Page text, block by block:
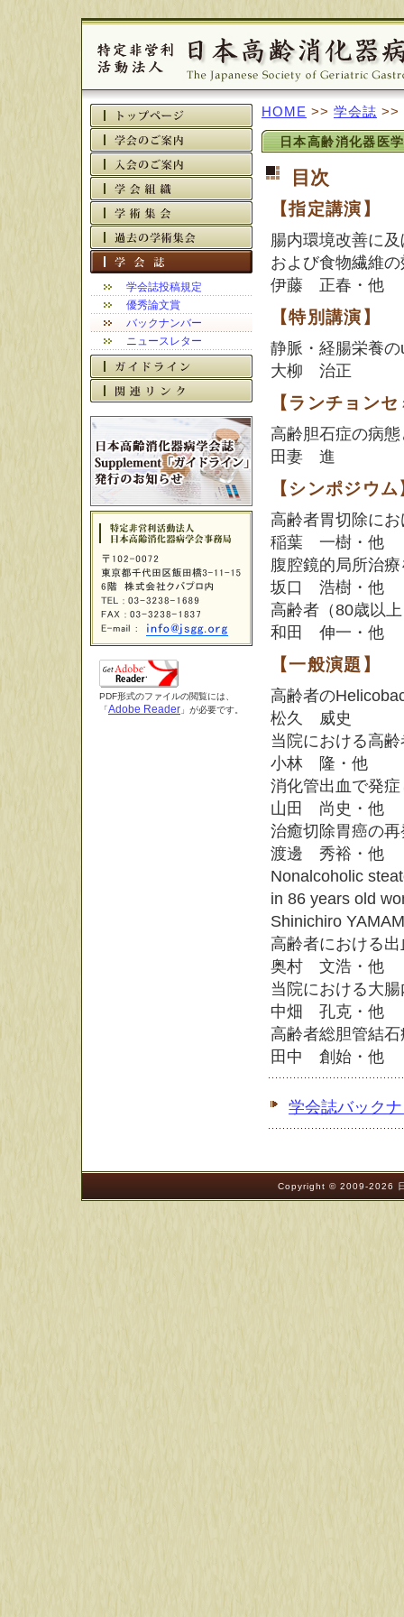
学会誌投稿規定
優秀論文賞
バックナンバー
ニュースレター
PDF形式のファイルの閲覧には、
「Adobe Reader 」が必要です。
HOME >> 学会誌 >>
日本高齢消化器
目次
【指定講演】
腸内環境改善に
および食物繊維
伊藤 正春・他
【特別講演】
静脈・経腸栄養
大柳 治正
【ランチョン
高齢胆石症の病
田妻 進
【シンポジウム
高齢者胃切除に
稲葉 一樹・他
腹腔鏡的局所治
坂口 浩樹・他
高齢者（80歳以
和田 伸一・他
【一般演題】
高齢者の
松久 威史
当院における高
小林 隆・他
消化管出血で発
山田 尚史・他
治癒切除胃癌の
渡邊 秀裕・他
Nonalcoholic
in 86 years old
Shinichiro
高齢者における
奥村 文浩・他
当院における大
中畑 孔克・他
高齢者総胆管結
田中 創始・他
学会誌バック
Copyright © 2009-2026